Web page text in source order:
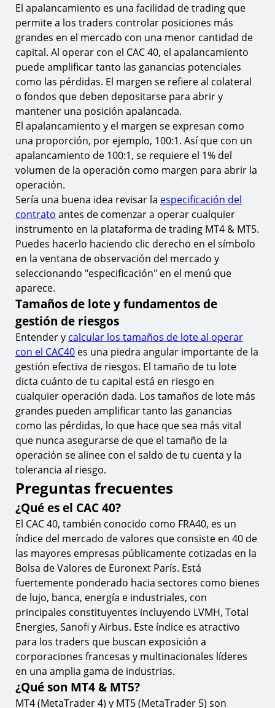
El apalancamiento es una facilidad de trading que
permite a los traders controlar posiciones más
grandes en el mercado con una menor cantidad de
capital. Al operar con el CAC 40, el apalancamiento
puede amplificar tanto las ganancias potenciales
como las pérdidas. El margen se refiere al colateral
o fondos que deben depositarse para abrir y
mantener una posición apalancada.
El apalancamiento y el margen se expresan como
una proporción, por ejemplo, 100:1. Así que con un
apalancamiento de 100:1, se requiere el 1% del
volumen de la operación como margen para abrir la
operación.
Sería una buena idea revisar la especificación del
contrato antes de comenzar a operar cualquier
instrumento en la plataforma de trading MT4 & MT5.
Puedes hacerlo haciendo clic derecho en el símbolo
en la ventana de observación del mercado y
seleccionando "especificación" en el menú que
aparece.
Tamaños de lote y fundamentos de
gestión de riesgos
Entender y calcular los tamaños de lote al operar
con el CAC40 es una piedra angular importante de la
gestión efectiva de riesgos. El tamaño de tu lote
dicta cuánto de tu capital está en riesgo en
cualquier operación dada. Los tamaños de lote más
grandes pueden amplificar tanto las ganancias
como las pérdidas, lo que hace que sea más vital
que nunca asegurarse de que el tamaño de la
operación se alinee con el saldo de tu cuenta y la
tolerancia al riesgo.
Preguntas frecuentes
¿Qué es el CAC 40?
El CAC 40, también conocido como FRA40, es un
índice del mercado de valores que consiste en 40 de
las mayores empresas públicamente cotizadas en la
Bolsa de Valores de Euronext París. Está
fuertemente ponderado hacia sectores como bienes
de lujo, banca, energía e industriales, con
principales constituyentes incluyendo LVMH, Total
Energies, Sanofi y Airbus. Este índice es atractivo
para los traders que buscan exposición a
corporaciones francesas y multinacionales líderes
en una amplia gama de industrias.
¿Qué son MT4 & MT5?
MT4 (MetaTrader 4) y MT5 (MetaTrader 5) son